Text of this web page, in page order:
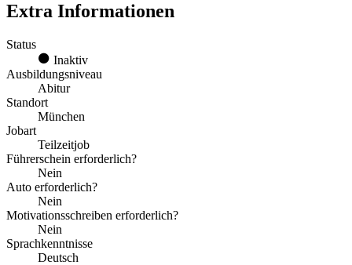
Extra Informationen
Status
Inaktiv
Ausbildungsniveau
Abitur
Standort
München
Jobart
Teilzeitjob
Führerschein erforderlich?
Nein
Auto erforderlich?
Nein
Motivationsschreiben erforderlich?
Nein
Sprachkenntnisse
Deutsch